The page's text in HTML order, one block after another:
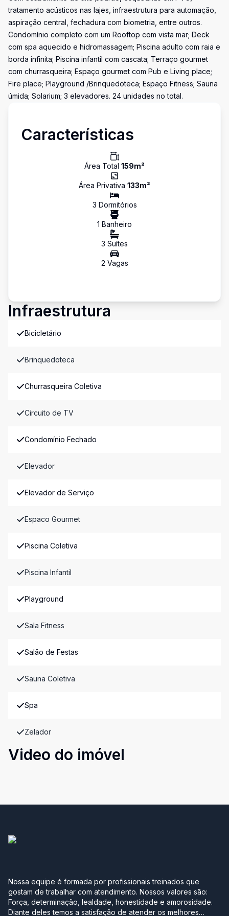
tratamento acústicos nas lajes, infraestrutura para automação,
aspiração central, fechadura com biometria, entre outros.
Condomínio completo com um Rooftop com vista mar; Deck
com spa aquecido e hidromassagem; Piscina adulto com raia e
borda infinita; Piscina infantil com cascata; Terraço gourmet
com churrasqueira; Espaço gourmet com Pub e Living place;
Fire place; Playground /Brinquedoteca; Espaço Fitness; Sauna
úmida; Solarium; 3 elevadores. 24 unidades no total.
Características
Área Total 159m²
Área Privativa 133m²
3 Dormitórios
1 Banheiro
3 Suítes
2 Vagas
Infraestrutura
Bicicletário
Brinquedoteca
Churrasqueira Coletiva
Circuito de TV
Condomínio Fechado
Elevador
Elevador de Serviço
Espaco Gourmet
Piscina Coletiva
Piscina Infantil
Playground
Sala Fitness
Salão de Festas
Sauna Coletiva
Spa
Zelador
Video do imóvel
Nossa equipe é formada por profissionais treinados que
gostam de trabalhar com atendimento. Nossos valores são:
Força, determinação, lealdade, honestidade e amorosidade.
Diante deles temos a satisfação de atender os melhores